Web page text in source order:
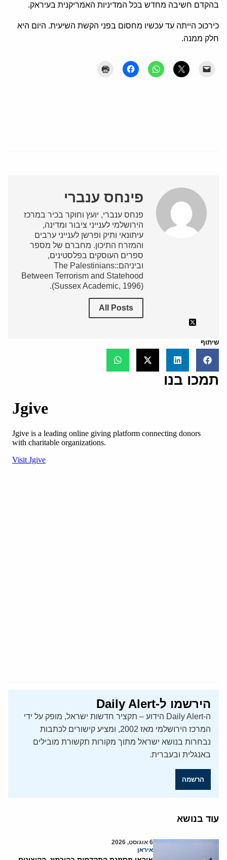
בהקדם חשיבה מחדש בכל המדיניות האמריקנית בעיראק.
כירכוכ הייתה עד עכשיו מחסום בפני הקשת השיעית. היום היא
חלק ממנה.
פינחס ענברי
פנחס ענברי, יועץ וחוקר בכיר במרכז
הירושלמי לענייני ציבור ומדינה,
עיתונאי ותיק ופרשן לענייני ערבים
והמזרח התיכון. מחברם של מספר
ספרים העוסקים בפלסטינים,
וביניהם:The Palestinians:
Between Terrorism and Statehood
(Sussex Academic, 1996).
All Posts
שיתוף
תמכו בנו
הירשמו ל-Daily Alert
ה-Daily Alert הידוע – תקציר חדשות ישראל, מופק על ידי
המרכז הירושלמי מאז 2002, ומציע קישורים לכתבות
נבחרות בנושא ישראל מתוך מקורות תקשורת מובילים
באנגלית ובעברית.
הרשמה
עוד בנושא
6 אוגוסט, 2026
איראן